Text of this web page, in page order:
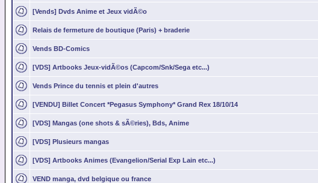
[Vends] Dvds Anime et Jeux vidÃ©o
Relais de fermeture de boutique (Paris) + braderie
Vends BD-Comics
[VDS] Artbooks Jeux-vidÃ©os (Capcom/Snk/Sega etc...)
Vends Prince du tennis et plein d'autres
[VENDU] Billet Concert *Pegasus Symphony* Grand Rex 18/10/14
[VDS] Mangas (one shots & sÃ©ries), Bds, Anime
[VDS] Plusieurs mangas
[VDS] Artbooks Animes (Evangelion/Serial Exp Lain etc...)
VEND manga, dvd belgique ou france